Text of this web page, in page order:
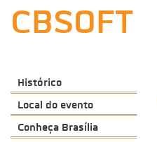
CBSOFT
Histórico
Local do evento
Conheça Brasília